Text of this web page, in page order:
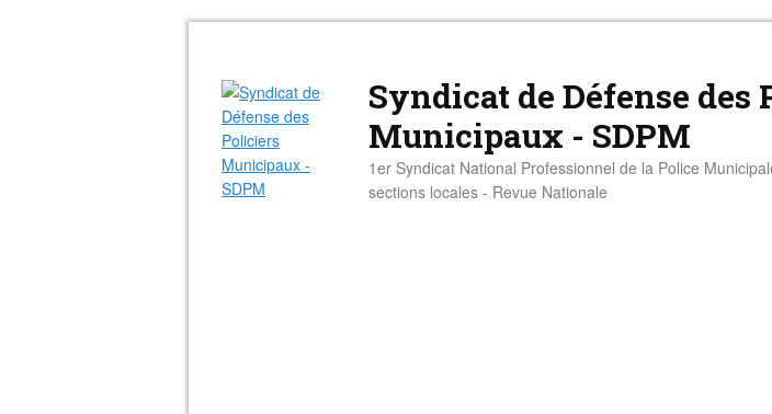
Syndicat de Défense des
Municipaux - SDPM
1er Syndicat National Professionnel de la Police
sections locales - Revue Nationale